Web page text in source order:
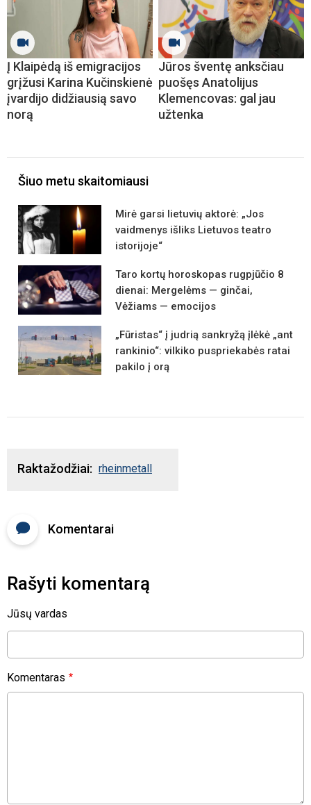
Į Klaipėdą iš emigracijos
grįžusi Karina Kučinskienė
įvardijo didžiausią savo
norą
Jūros šventę anksčiau
puošęs Anatolijus
Klemencovas: gal jau
užtenka
Šiuo metu skaitomiausi
Mirė garsi lietuvių aktorė: „Jos
vaidmenys išliks Lietuvos teatro
istorijoje“
Taro kortų horoskopas rugpjūčio 8
dienai: Mergelėms — ginčai,
Vėžiams — emocijos
„Fūristas“ į judrią sankryžą įlėkė „ant
rankinio“: vilkiko puspriekabės ratai
pakilo į orą
Raktažodžiai rheinmetall
Komentarai
Rašyti komentarą
Jūsų vardas
Komentaras